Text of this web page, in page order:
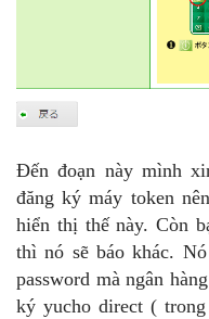
Đến đoạn này mình
đăng ký máy token
hiển thị thế này. Còn
thì nó sẽ báo khác.
password mà ngân
ký yucho direct (